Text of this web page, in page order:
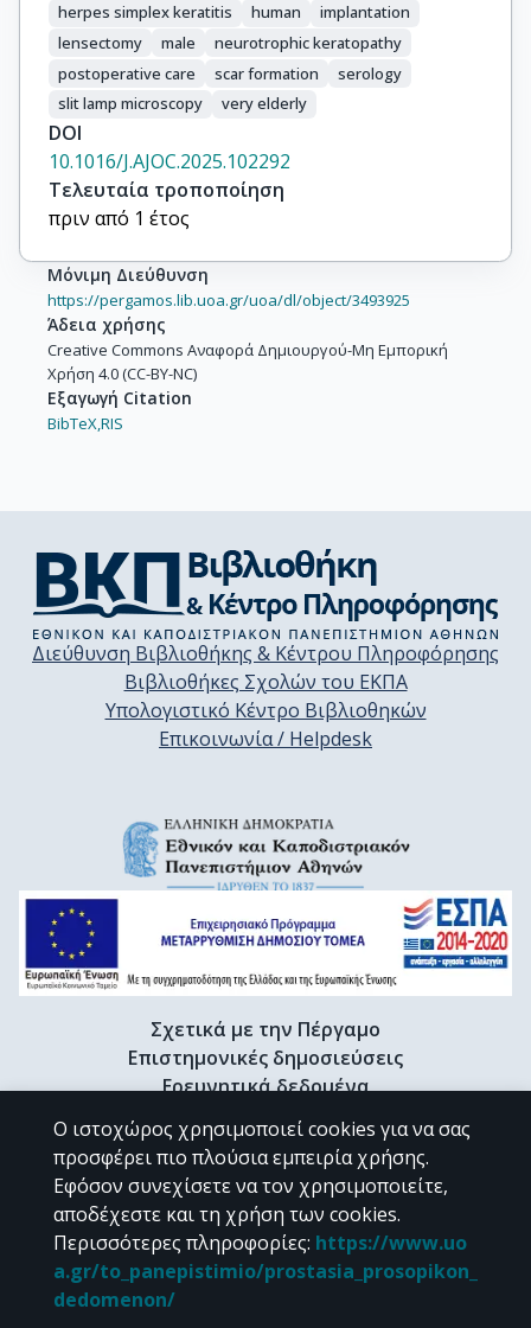
herpes simplex keratitis
human
implantation
lensectomy
male
neurotrophic keratopathy
postoperative care
scar formation
serology
slit lamp microscopy
very elderly
DOI
10.1016/J.AJOC.2025.102292
Τελευταία τροποποίηση
πριν από 1 έτος
Μόνιμη Διεύθυνση
https://pergamos.lib.uoa.gr/uoa/dl/object/3493925
Άδεια χρήσης
Creative Commons Αναφορά Δημιουργού-Μη Εμπορική
Χρήση 4.0 (CC-BY-NC)
Εξαγωγή Citation
BibTeX,RIS
Διεύθυνση Βιβλιοθήκης & Κέντρου Πληροφόρησης
Βιβλιοθήκες Σχολών του ΕΚΠΑ
Υπολογιστικό Κέντρο Βιβλιοθηκών
Επικοινωνία / Helpdesk
Σχετικά με την Πέργαμο
Επιστημονικές δημοσιεύσεις
Ερευνητικά δεδομένα
Διδακτορικές διατριβές & Γκρίζα βιβλιογραφία
Προφίλ Ερευνητή
CC BY-NC 4.0
Εκτός αν αναφέρεται διαφορετικά, το υλικό της "Περγάμου" διατίθεται
Ο ιστοχώρος χρησιμοποιεί cookies για να σας
προσφέρει πιο πλούσια εμπειρία χρήσης.
Εφόσον συνεχίσετε να τον χρησιμοποιείτε,
αποδέχεστε και τη χρήση των cookies.
Περισσότερες πληροφορίες: https://www.uo
a.gr/to_panepistimio/prostasia_prosopikon_
dedomenon/